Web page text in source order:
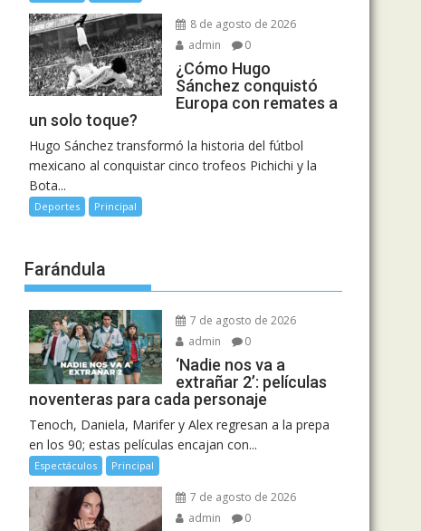
8 de agosto de 2026
admin
0
¿Cómo Hugo
Sánchez conquistó
Europa con remates a
un solo toque?
Hugo Sánchez transformó la historia del fútbol
mexicano al conquistar cinco trofeos Pichichi y la
Bota...
Deportes Principal
Farándula
7 de agosto de 2026
admin
0
‘Nadie nos va a
extrañar 2’: películas
noventeras para cada personaje
Tenoch, Daniela, Marifer y Alex regresan a la prepa
en los 90; estas películas encajan con...
Espectáculos Principal
7 de agosto de 2026
admin
0